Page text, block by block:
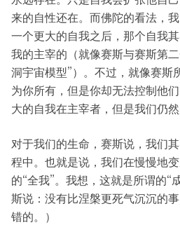
来的自性还在。而佛陀的看法，
一个更大的自我之后，那个自我
我的主宰的（就像赛斯与赛斯第
洞宇宙模型”）。不过，就像赛斯
为你所有，但是你却无法控制他
大的自我在主宰者，但是我们仍然
对于我们的生命，赛斯说，我们
程中。也就是说，我们在慢慢地
的“全我”。我想，这就是所谓的“
斯说：没有比涅槃更死气沉沉的
错的。）